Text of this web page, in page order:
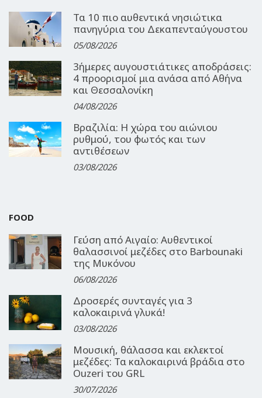
Τα 10 πιο αυθεντικά νησιώτικα
πανηγύρια του Δεκαπενταύγουστου
05/08/2026
3ήμερες αυγουστιάτικες αποδράσεις:
4 προορισμοί μια ανάσα από Αθήνα
και Θεσσαλονίκη
04/08/2026
Βραζιλία: Η χώρα του αιώνιου
ρυθμού, του φωτός και των
αντιθέσεων
03/08/2026
FOOD
Γεύση από Αιγαίο: Αυθεντικοί
θαλασσινοί μεζέδες στο Barbounaki
της Μυκόνου
06/08/2026
Δροσερές συνταγές για 3
καλοκαιρινά γλυκά!
03/08/2026
Μουσική, θάλασσα και εκλεκτοί
μεζέδες: Τα καλοκαιρινά βράδια στο
Ouzeri του GRL
30/07/2026